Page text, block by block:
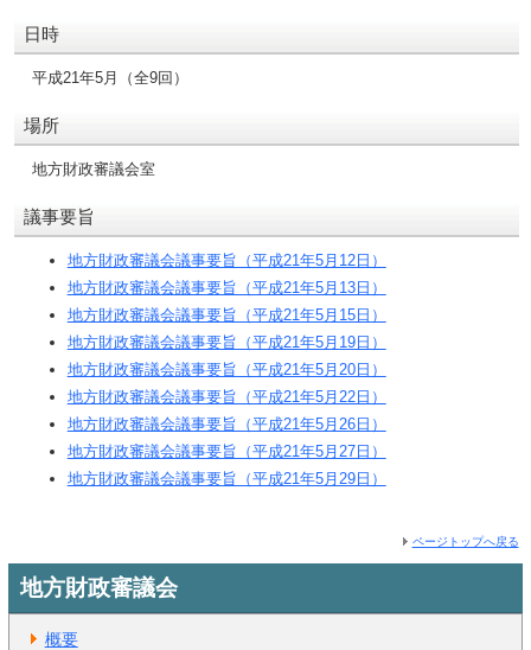
日時
平成21年5月（全9回）
場所
地方財政審議会室
議事要旨
地方財政審議会議事要旨（平成21年5月12日）
地方財政審議会議事要旨（平成21年5月13日）
地方財政審議会議事要旨（平成21年5月15日）
地方財政審議会議事要旨（平成21年5月19日）
地方財政審議会議事要旨（平成21年5月20日）
地方財政審議会議事要旨（平成21年5月22日）
地方財政審議会議事要旨（平成21年5月26日）
地方財政審議会議事要旨（平成21年5月27日）
地方財政審議会議事要旨（平成21年5月29日）
ページトップへ戻る
地方財政審議会
概要